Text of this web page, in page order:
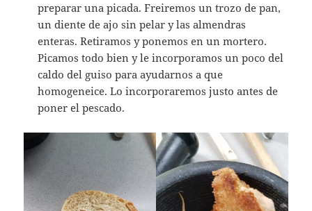
preparar una picada. Freiremos un trozo de pan,
un diente de ajo sin pelar y las almendras
enteras. Retiramos y ponemos en un mortero.
Picamos todo bien y le incorporamos un poco del
caldo del guiso para ayudarnos a que
homogeneice. Lo incorporaremos justo antes de
poner el pescado.